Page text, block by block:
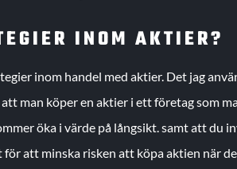
INOM AKTIER?
inom handel med aktier. Det jag
man köper en aktier i ett företag som
öka i värde på långsikt. samt att du
att minska risken att köpa aktien när